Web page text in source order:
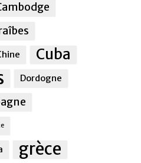
Cuba
Dordogne
grèce